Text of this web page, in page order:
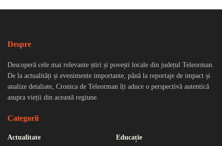
Despre
Descoperă cele mai relevante știri și povești locale din județul Teleorman.
De la actualități și evenimente importante, până la reportaje de impact și
analize detaliate, Cronica de Teleorman îți aduce o perspectivă autentică
asupra vieții din această regiune.
Categorii
Actualitate
Educație